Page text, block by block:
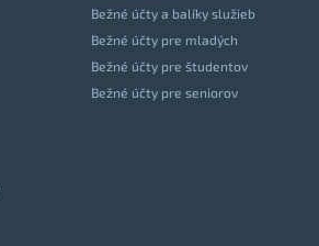
Bežné účty a balíky služieb
Bežné účty pre mladých
Bežné účty pre študentov
Bežné účty pre seniorov